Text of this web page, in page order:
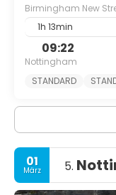
Birmingham New
1h 13min
09:22
Nottingham
STANDARD
01
März 5.